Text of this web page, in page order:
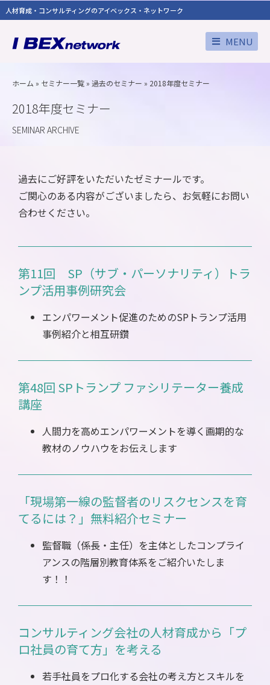
人材育成・コンサルティングのアイベックス・ネットワーク
MENU
ホーム » セミナー一覧 » 過去のセミナー » 2018年度セミナー
2018年度セミナー
SEMINAR ARCHIVE
過去にご好評をいただいたゼミナールです。
ご関心のある内容がございましたら、お気軽にお問い
合わせください。
第11回 SP（サブ・パーソナリティ）トラ
ンプ活用事例研究会
エンパワーメント促進のためのSPトランプ活用
事例紹介と相互研鑽
第48回 SPトランプ ファシリテーター養成
講座
人間力を高めエンパワーメントを導く画期的な
教材のノウハウをお伝えします
「現場第一線の監督者のリスクセンスを育
てるには？」無料紹介セミナー
監督職（係長・主任）を主体としたコンプライ
アンスの階層別教育体系をご紹介いたしま
す！！
コンサルティング会社の人材育成から「プ
ロ社員の育て方」を考える
若手社員をプロ化する会社の考え方とスキルを